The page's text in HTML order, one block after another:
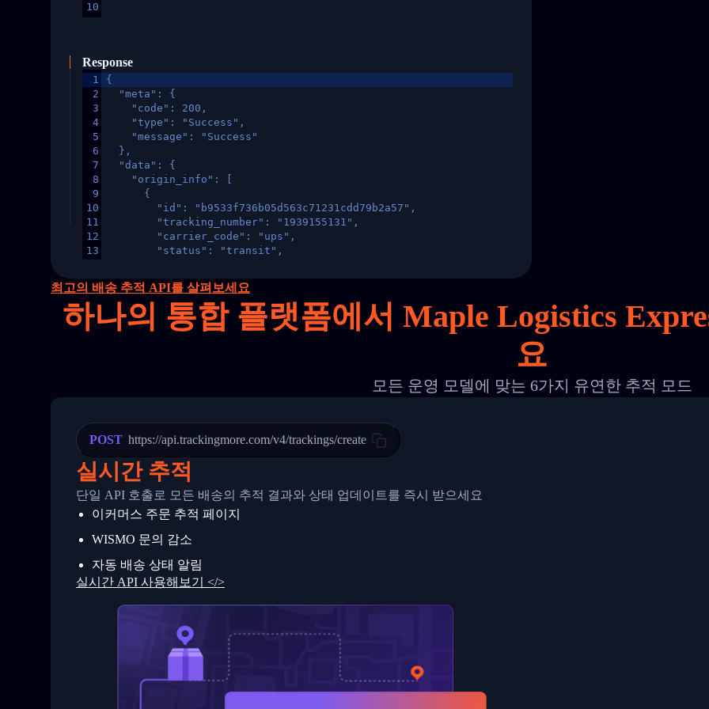
10
Response
1
2
3
4
5
6
7
8
9
10
11
12
13
15
16
17
18
25
26
28
29
30
31
32
33
{
  "meta": {
    "code": 200,
    "type": "Success",
    "message": "Success"
  },
  "data": {
    "origin_info": [
      {
        "id": "b9533f736b05d563c71231cdd79b2a57",
        "tracking_number": "1939155131",
        "carrier_code": "ups",
        "status": "transit",
        "destination_country": "United States",
        "itemTimeLength": 2,
        "weblink": "",
        "phone": null,
            "StatusDescription": "Departed Facility in HONG KONG-HONG KONG",
"Details": "Departed Facility in HONG KONG-HONG KONG, HONG KONG-HONG KONG,2017-03-
          {
            "Date": "2017-03-06 15:28:00",
            "StatusDescription": "Shipment picked up",
            "Details": "BEIJING-CHINA,PEOPLES REPUBLIC"
          }
        ]
      }
    ]
  }
최고의 배송 추적 API를 살펴보세요
하나의 통합 플랫폼에서 Maple Logistics
요
모든 운영 모델에 맞는 6가지 유연한 추적 모드
POST https://api.trackingmore.com/v4/trackings/create
실시간 추적
단일 API 호출로 모든 배송의 추적 결과와 상태 업데이트를 즉시 받으세요
이커머스 주문 추적 페이지
WISMO 문의 감소
자동 배송 상태 알림
실시간 API 사용해보기 </>